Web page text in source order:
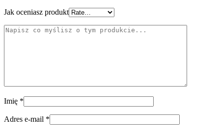
Jak oceniasz produkt
Imię *
Adres e-mail *